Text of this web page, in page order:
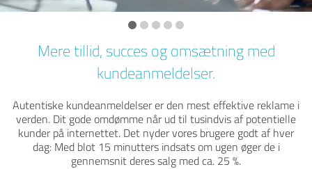
Mere tillid, succes og omsætning med
kundeanmeldelser.
Autentiske kundeanmeldelser er den mest effektive reklame i
verden. Dit gode omdømme når ud til tusindvis af potentielle
kunder på internettet. Det nyder vores brugere godt af hver
dag: Med blot 15 minutters indsats om ugen øger de i
gennemsnit deres salg med ca. 25 %.